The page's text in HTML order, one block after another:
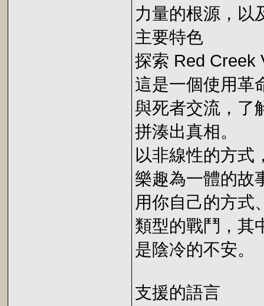
力量的根源，以
主要特色
探索 Red Creek
這是一個使用革
與死者交流，了
拼湊出真相。
以非線性的方式
樂趣為一體的故
用你自己的方式
類型的戰鬥，其
是陰冷的不安。
支援的語言